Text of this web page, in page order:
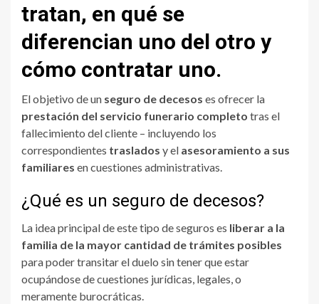
tratan, en qué se
diferencian uno del otro y
cómo contratar uno.
El objetivo de un seguro de decesos es ofrecer la
prestación del servicio funerario completo tras el
fallecimiento del cliente – incluyendo los
correspondientes traslados y el asesoramiento a sus
familiares en cuestiones administrativas.
¿Qué es un seguro de decesos?
La idea principal de este tipo de seguros es liberar a la
familia de la mayor cantidad de trámites posibles
para poder transitar el duelo sin tener que estar
ocupándose de cuestiones jurídicas, legales, o
meramente burocráticas.